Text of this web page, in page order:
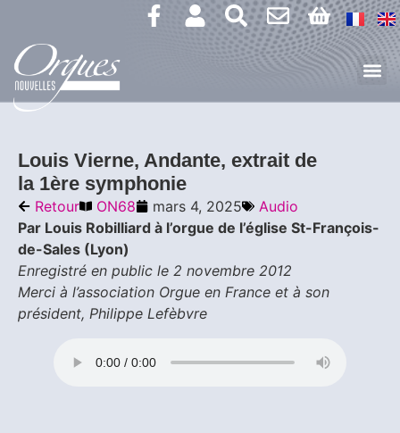
Louis Vierne, Andante, extrait de
la 1ère symphonie
Retour ON68 mars 4, 2025
Audio
Par Louis Robilliard à l’orgue de l’église St-François-
de-Sales (Lyon)
Enregistré en public le 2 novembre 2012
Merci à l’association Orgue en France et à son
président, Philippe Lefèbvre